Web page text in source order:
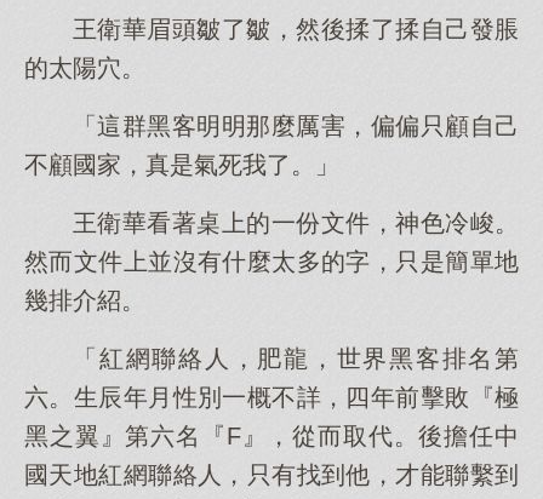
王衛華眉頭皺了皺，然後揉了揉自己發脹
的太陽穴。
「這群黑客明明那麼厲害，偏偏只顧自己
不顧國家，真是氣死我了。」
王衛華看著桌上的一份文件，神色冷峻。
然而文件上並沒有什麼太多的字，只是簡單地
幾排介紹。
「紅網聯絡人，肥龍，世界黑客排名第
六。生辰年月性別一概不詳，四年前擊敗『極
黑之翼』第六名『F』，從而取代。後擔任中
國天地紅網聯絡人，只有找到他，才能聯繫到